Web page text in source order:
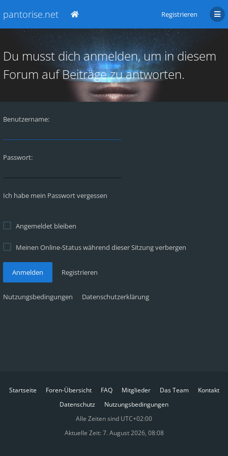
pantorise.net Registrieren
Du musst dich anmelden, um in diesem
Forum auf Beiträge zu antworten.
Benutzername:
Passwort:
Ich habe mein Passwort vergessen
Angemeldet bleiben
Meinen Online-Status während dieser Sitzung verbergen
Anmelden Registrieren
Nutzungsbedingungen Datenschutzerklärung
Startseite Foren-Übersicht FAQ Mitglieder Das Team
Kontakt
Datenschutz
Nutzungsbedingungen
Alle Zeiten sind UTC+02:00
Aktuelle Zeit: 7. August 2026, 08:08